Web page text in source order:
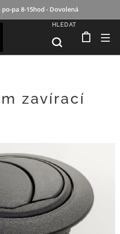
pa 8-15hod - Dovolená
HLEDAT
zavírací